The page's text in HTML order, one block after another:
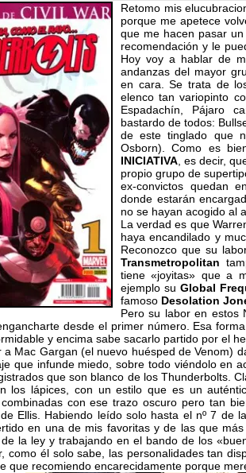
Retomo mis
porque me apetece
que me hacen pasar
recomendación y le
Hoy voy a hablar de
andanzas del mayor
en cara. Se trata de
elenco tan variopinto
Espadachín, Pájaro
bastardo de todos:
de este tinglado que
Osborn). Como es
INICIATIVA , es decir,
propio grupo de
ex-convictos quedan
donde estarán
no se hayan acogido al
La verdad es que
haya encandilado y
Reconozco que su
Transmetropolitan
tiene «joyitas» que a
ejemplo su Global
famoso Desolation
Pero su labor en estos
desde el primer número. Esa
y encima sabe sacarlo partido por el
Mac Gargan (el nuevo huésped de Venom)
que infunde miedo, sobre todo viéndolo en
que son blanco de los Thunderbolts.
los lápices, con un estilo que es un
con ese trazo oscuro pero tan
Ellis. Habiendo leído solo hasta el nº 7 de
en una de mis favoritas y de las que
la ley y trabajando en el bando de los
como él solo sabe, las personalidades tan
que recomiendo encarecidamente porque